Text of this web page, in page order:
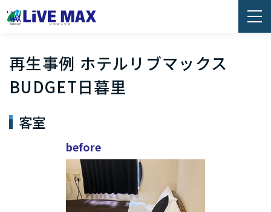
再生事例 ホテルリブマックス
BUDGET日暮里
客室
before